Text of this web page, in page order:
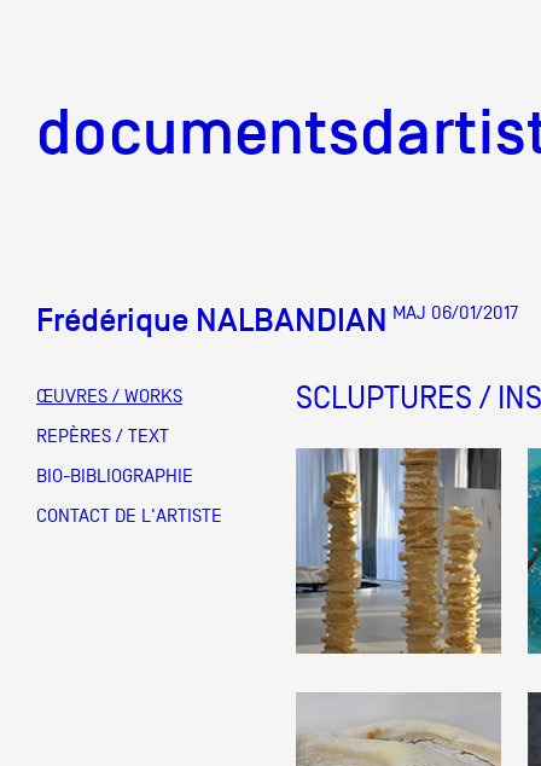
Mission
Équipe
Partenaires
Crédits
Frédérique NALBANDIAN MAJ 06/01/2017
ŒUVRES / WORKS
REPÈRES / TEXT
BIO-BIBLIOGRAPHIE
CONTACT DE L'ARTISTE
SCLUPTURES /